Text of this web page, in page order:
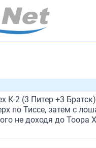
К-2 (3 Питер +3
по Тиссе, затем с
не доходя до Тоора